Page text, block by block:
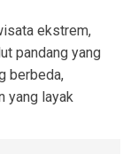
ekstrem,
pandang yang
berbeda,
yang layak